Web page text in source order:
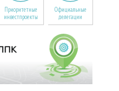
Приоритетные
инвестпроекты
Официальные
делегации